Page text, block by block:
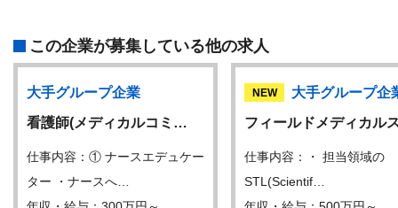
この企業が募集している他の求人
大手グループ企業
看護師(メディカルコミ…
仕事内容：① ナースエデュケー
ター ・ナースへ…
NEW
大手グループ企
フィールドメディカル
仕事内容：・ 担当領域の
STL(Scientif…